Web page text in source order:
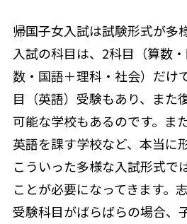
帰国子女入試は試験形式が多
入試の科目は、2科目（算数
数・国語＋理科・社会）だけ
目（英語）受験もあり、また
可能な学校もあるのです。ま
英語を課す学校など、本当に
こういった多様な入試形式で
ことが必要になってきます。
受験科目がばらばらの場合、